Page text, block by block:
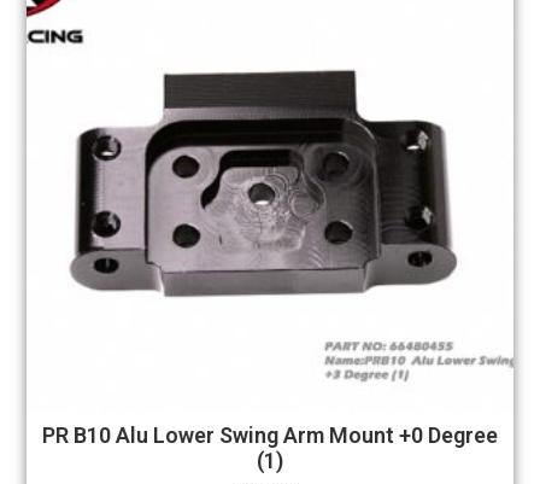
PR B10 Alu Lower Swing Arm Mount +0 Degree
(1)